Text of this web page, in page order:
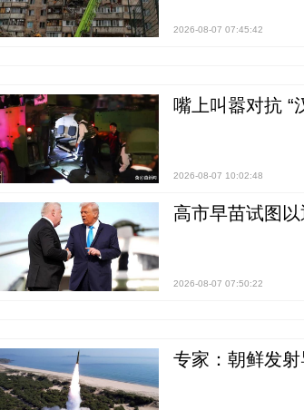
2026-08-07 07:45:42
嘴上叫嚣对抗 “
2026-08-07 10:02:48
高市早苗试图
2026-08-07 07:50:22
专家：朝鲜发